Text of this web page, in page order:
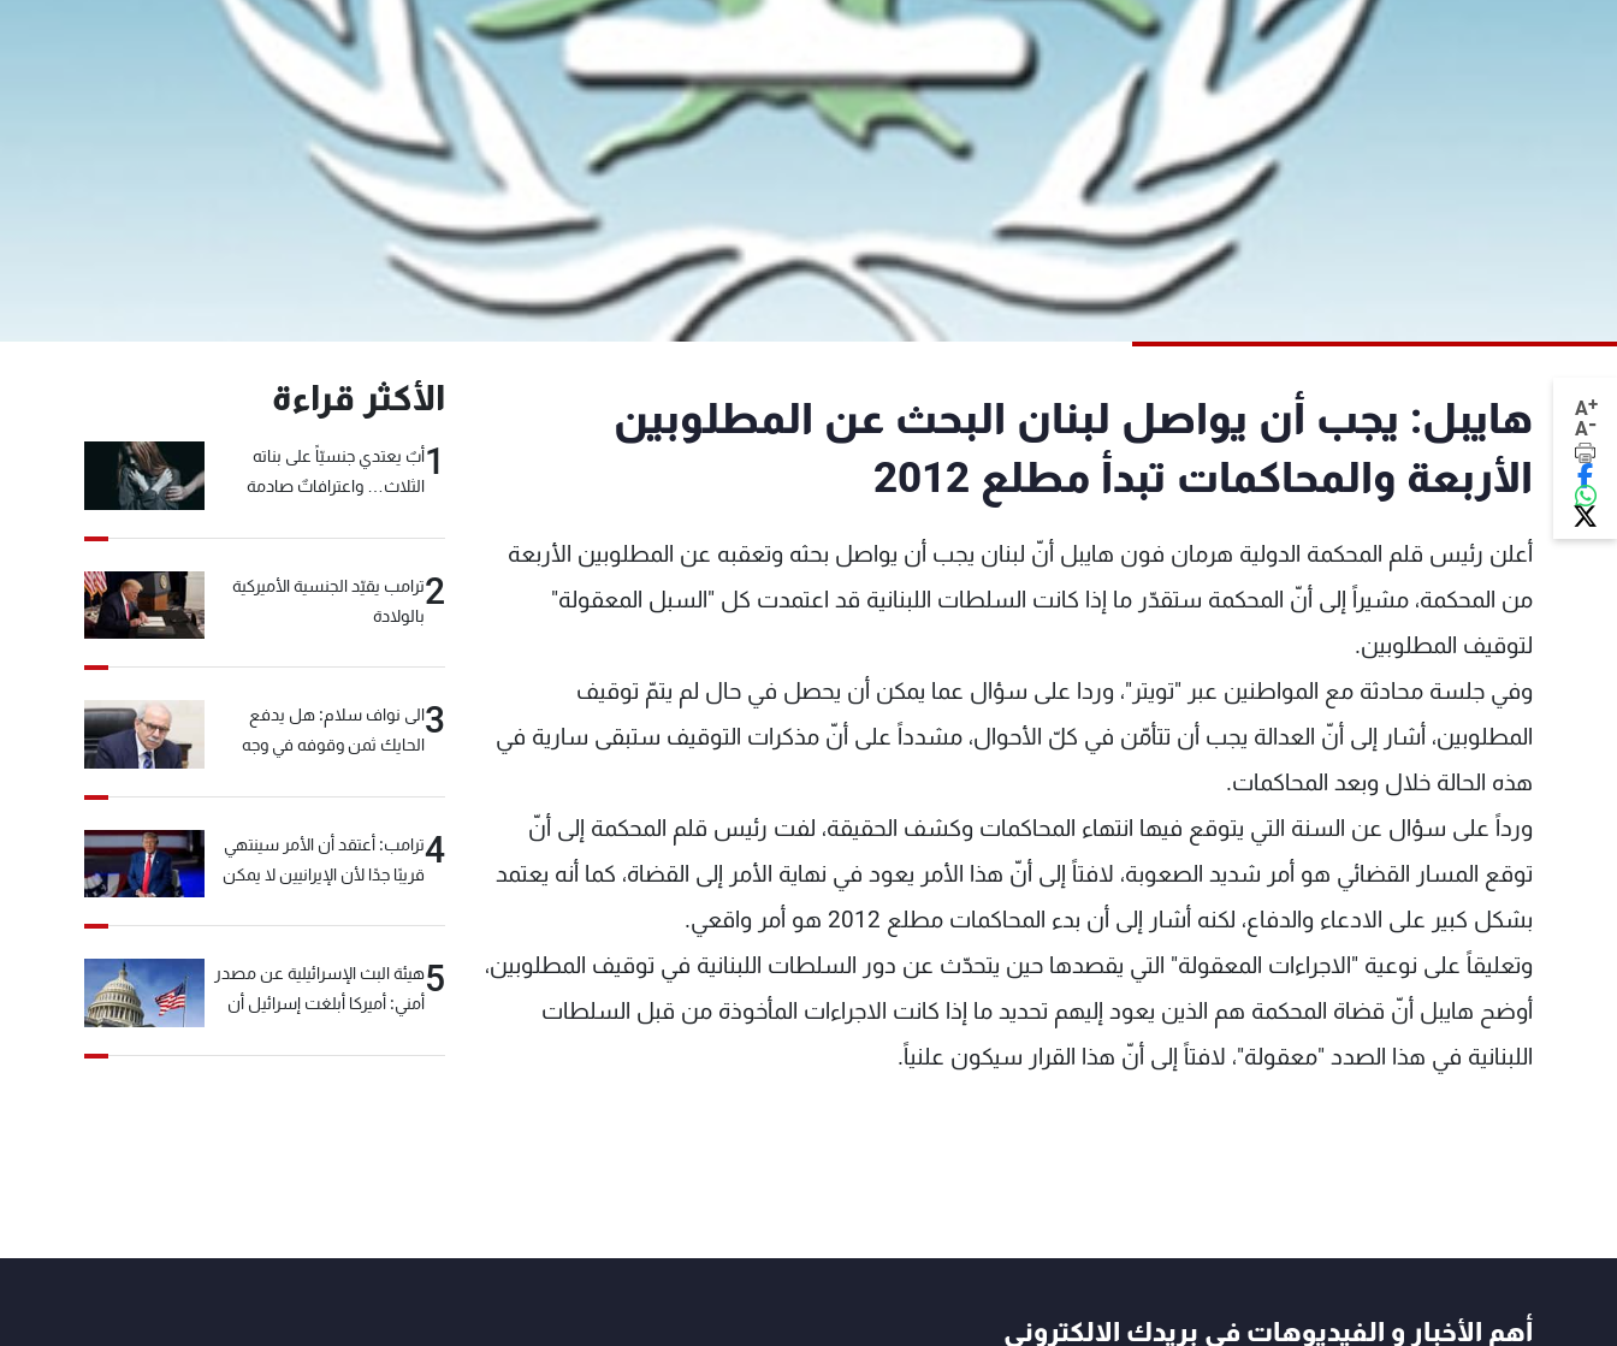
A+
A-
هايبل: يجب أن يواصل لبنان البحث عن المطلوبين
الأربعة والمحاكمات تبدأ مطلع 2012
أعلن رئيس قلم المحكمة الدولية هرمان فون هايبل أنّ لبنان يجب أن يواصل بحثه وتعقبه عن المطلوبين الأربعة
من المحكمة، مشيراً إلى أنّ المحكمة ستقدّر ما إذا كانت السلطات اللبنانية قد اعتمدت كل "السبل المعقولة"
لتوقيف المطلوبين.
وفي جلسة محادثة مع المواطنين عبر "تويتر"، وردا على سؤال عما يمكن أن يحصل في حال لم يتمّ توقيف
المطلوبين، أشار إلى أنّ العدالة يجب أن تتأمّن في كلّ الأحوال، مشدداً على أنّ مذكرات التوقيف ستبقى سارية في
هذه الحالة خلال وبعد المحاكمات.
ورداً على سؤال عن السنة التي يتوقع فيها انتهاء المحاكمات وكشف الحقيقة، لفت رئيس قلم المحكمة إلى أنّ
توقع المسار القضائي هو أمر شديد الصعوبة، لافتاً إلى أنّ هذا الأمر يعود في نهاية الأمر إلى القضاة، كما أنه يعتمد
بشكل كبير على الادعاء والدفاع، لكنه أشار إلى أن بدء المحاكمات مطلع 2012 هو أمر واقعي.
وتعليقاً على نوعية "الاجراءات المعقولة" التي يقصدها حين يتحدّث عن دور السلطات اللبنانية في توقيف المطلوبين،
أوضح هايبل أنّ قضاة المحكمة هم الذين يعود إليهم تحديد ما إذا كانت الاجراءات المأخوذة من قبل السلطات
اللبنانية في هذا الصدد "معقولة"، لافتاً إلى أنّ هذا القرار سيكون علنياً.
الأكثر قراءة
1أبٌ يعتدي جنسيّاً على بناته
الثلاث… واعترافاتٌ صادمة
2ترامب يقيّد الجنسية الأميركية
بالولادة
3الى نواف سلام: هل يدفع
الحايك ثمن وقوفه في وجه
4ترامب: أعتقد أن الأمر سينتهي
قريبًا جدًا لأن الإيرانيين لا يمكن
5هيئة البث الإسرائيلية عن مصدر
أمني: أميركا أبلغت إسرائيل أن
أهم الأخبار و الفيديوهات في بريدك الالكتروني